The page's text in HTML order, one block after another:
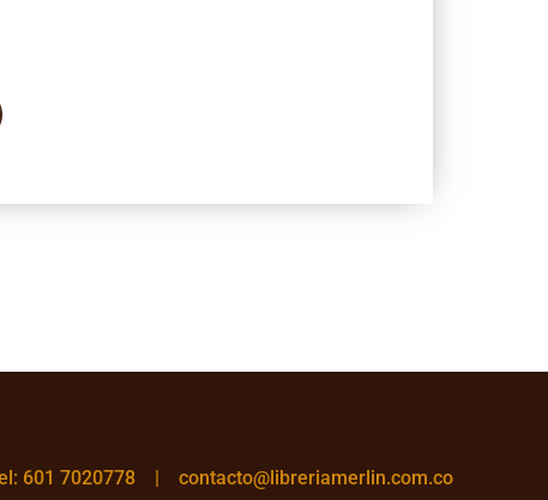
601 7020778 | contacto@libreriamerlin.com.co